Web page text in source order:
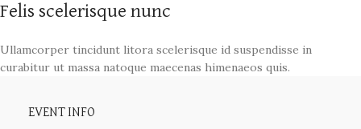
Felis scelerisque nunc
Ullamcorper tincidunt litora scelerisque id suspendisse in
curabitur ut massa natoque maecenas himenaeos quis.
EVENT INFO